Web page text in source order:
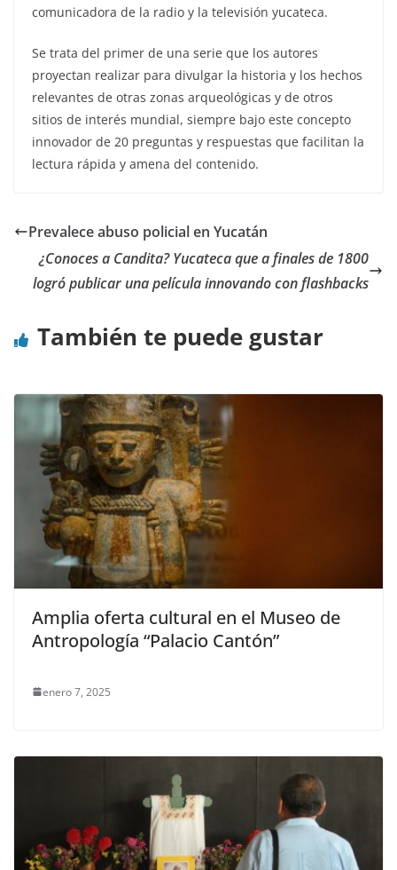
comunicadora de la radio y la televisión yucateca.
Se trata del primer de una serie que los autores
proyectan realizar para divulgar la historia y los hechos
relevantes de otras zonas arqueológicas y de otros
sitios de interés mundial, siempre bajo este concepto
innovador de 20 preguntas y respuestas que facilitan la
lectura rápida y amena del contenido.
Prevalece abuso policial en Yucatán
¿Conoces a Candita? Yucateca que a finales de 1800
logró publicar una película innovando con flashbacks
También te puede gustar
Amplia oferta cultural en el Museo de
Antropología “Palacio Cantón”
enero 7, 2025